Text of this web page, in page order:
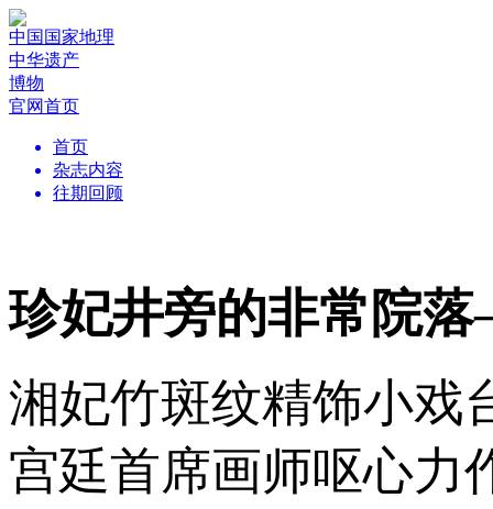
中国国家地理
中华遗产
博物
官网首页
首页
杂志内容
往期回顾
珍妃井旁的非常院
湘妃竹斑纹精饰小戏
宫廷首席画师呕心力